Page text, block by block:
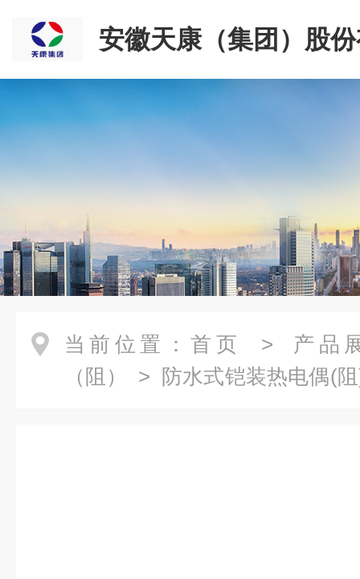
安徽天康（集团）股
司
当前位置： 首页 > 产品
（阻）
> 防水式铠装热电偶(